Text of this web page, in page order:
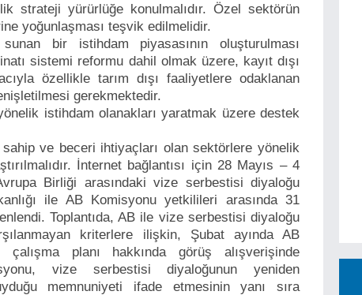
strateji yürürlüğe konulmalıdır. Özel sektörün
yoğunlaşması teşvik edilmelidir.
bir istihdam piyasasının oluşturulması
sistemi reformu dahil olmak üzere, kayıt dışı
özellikle tarım dışı faaliyetlere odaklanan
gerekmektedir.
istihdam olanakları yaratmak üzere destek
ve beceri ihtiyaçları olan sektörlere yönelik
İnternet bağlantısı için 28 Mayıs – 4
Birliği arasındaki vize serbestisi diyaloğu
ile AB Komisyonu yetkilileri arasında 31
Toplantıda, AB ile vize serbestisi diyaloğu
kriterlere ilişkin, Şubat ayında AB
çalışma planı hakkında görüş alışverişinde
vize serbestisi diyaloğunun yeniden
memnuniyeti ifade etmesinin yanı sıra